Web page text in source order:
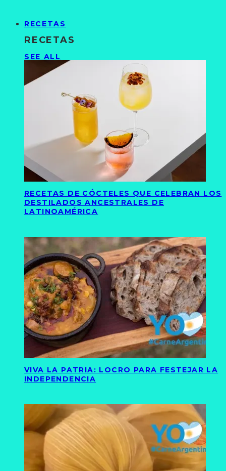
RECETAS
RECETAS
SEE ALL
RECETAS DE CÓCTELES QUE CELEBRAN LOS
DESTILADOS ANCESTRALES DE
LATINOAMÉRICA
VIVA LA PATRIA: LOCRO PARA FESTEJAR LA
INDEPENDENCIA